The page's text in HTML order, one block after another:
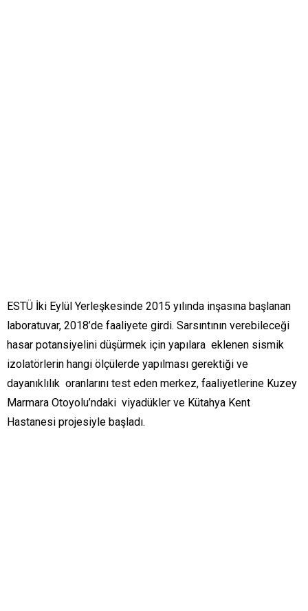
ESTÜ İki Eylül Yerleşkesinde 2015 yılında inşasına başlanan
laboratuvar, 2018’de faaliyete girdi. Sarsıntının verebileceği
hasar potansiyelini düşürmek için yapılara eklenen sismik
izolatörlerin hangi ölçülerde yapılması gerektiği ve
dayanıklılık oranlarını test eden merkez, faaliyetlerine Kuzey
Marmara Otoyolu’ndaki viyadükler ve Kütahya Kent
Hastanesi projesiyle başladı.